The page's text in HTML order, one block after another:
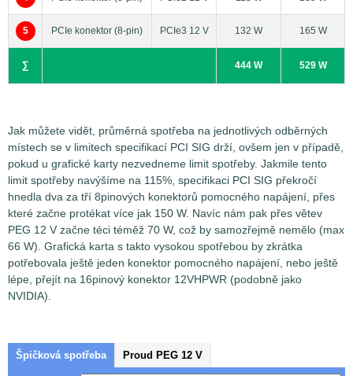
Měření špičkové spotřeby a proudu na jednotlivých
odběrných místech je prováděno pomocí měřících senzorů
Voltage/Current Bricklet 2.0společnosti TinkerForge s
přesností 0,5%. Pokud není v článku uvedeno jinak, pak
senzory jsou nastaveny na odečítání hodnot
napětí/proud/spotřeba v intervalu 1,1ms (sampling) a za
výslednou hodnotu je brán průměr ze 4 takto
zaznamenaných vzorků (Low-pass filter). Zjednodušeně
intervalu 4,4 ms.
5 PCIe konektor (8-pin) PCIe3 12 V 132 W 165 W
∑ 444 W 529 W
Jak můžete vidět, průměrná spotřeba na jednotlivých odběrných
místech se v limitech specifikací PCI SIG drží, ovšem jen v případě,
pokud u grafické karty nezvedneme limit spotřeby. Jakmile tento
limit spotřeby navýšíme na 115%, specifikaci PCI SIG překročí
hnedla dva za tří 8pinových konektorů pomocného napájení, přes
které začne protékat více jak 150 W. Navíc nám pak přes větev
PEG 12 V začne téci téměž 70 W, což by samozřejmě nemělo (max
66 W). Grafická karta s takto vysokou spotřebou by zkrátka
potřebovala ještě jeden konektor pomocného napájení, nebo ještě
lépe, přejít na 16pinový konektor 12VHPWR (podobně jako
NVIDIA).
Špičková spotřeba Proud PEG 12 V